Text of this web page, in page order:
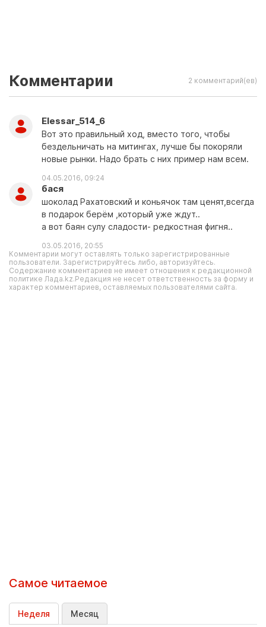
Комментарии 2 комментарий(ев)
Elessar_514_6
Вот это правильный ход, вместо того, чтобы
бездельничать на митингах, лучше бы покоряли
новые рынки. Надо брать с них пример нам всем.
04.05.2016, 09:24
бася
шоколад Рахатовский и коньячок там ценят,всегда
в подарок берём ,который уже ждут..
а вот баян сулу сладости- редкостная фигня..
03.05.2016, 20:55
Комментарии могут оставлять только зарегистрированные
пользователи. Зарегистрируйтесь либо, авторизуйтесь.
Содержание комментариев не имеет отношения к редакционной
политике Лада.kz.Редакция не несет ответственность за форму и
характер комментариев, оставляемых пользователями сайта.
Самое читаемое
Неделя Месяц